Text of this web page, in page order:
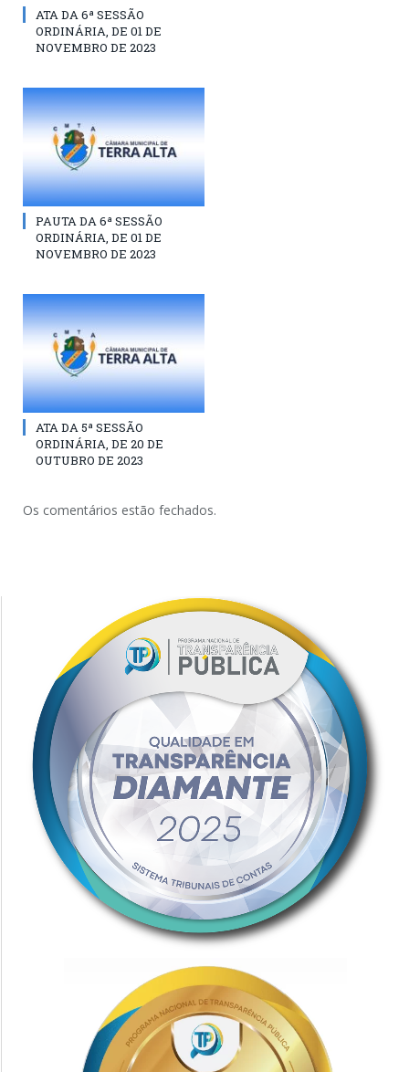
ATA DA 6ª SESSÃO
ORDINÁRIA, DE 01 DE
NOVEMBRO DE 2023
PAUTA DA 6ª SESSÃO
ORDINÁRIA, DE 01 DE
NOVEMBRO DE 2023
ATA DA 5ª SESSÃO
ORDINÁRIA, DE 20 DE
OUTUBRO DE 2023
Os comentários estão fechados.